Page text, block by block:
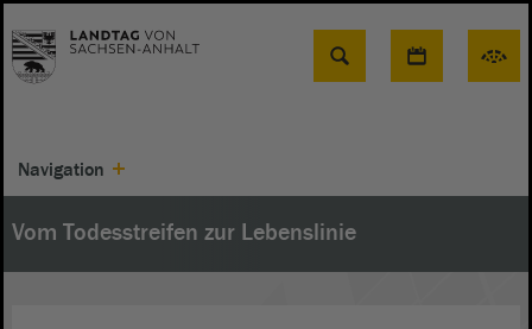
Suche
Navigation
Vom Todesstreifen zur Lebenslinie